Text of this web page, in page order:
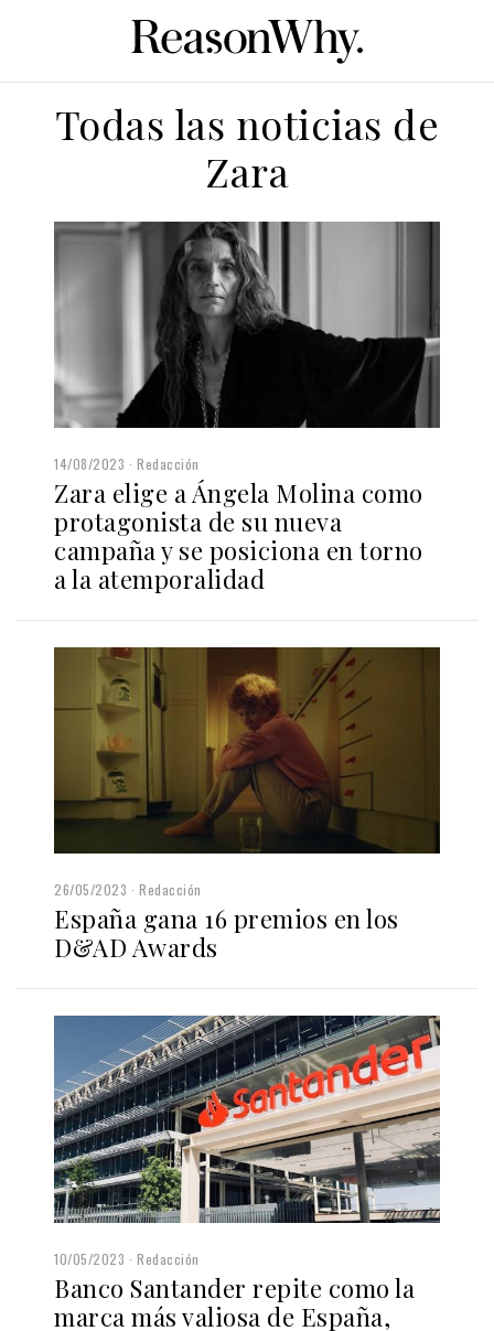
Todas las noticias de
Zara
14/08/2023 Redacción
Zara elige a Ángela Molina como
protagonista de su nueva
campaña y se posiciona en torno
a la atemporalidad
26/05/2023 Redacción
España gana 16 premios en los
D&AD Awards
10/05/2023 Redacción
Banco Santander repite como la
marca más valiosa de España,